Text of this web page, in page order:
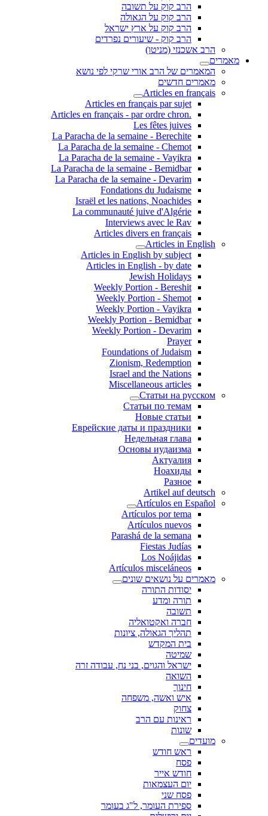
הרב קוק על תשובה
הרב קוק על הגאולה
הרב קוק על ארץ ישראל
הרב קוק - שיעורים נפרדים
הרב אשכנזי (מניטו)
מאמרים
המאמרים של הרב אורי שרקי לפי נושא
מאמרים חדשים
Articles en français
Articles en français par sujet
.Articles en français - par ordre chron
Les fêtes juives
La Paracha de la semaine - Berechite
La Paracha de la semaine - Chemot
La Paracha de la semaine - Vayikra
La Paracha de la semaine - Bemidbar
La Paracha de la semaine - Devarim
Fondations du Judaisme
Israël et les nations, Noachides
La communauté juive d'Algérie
Interviews avec le Rav
Articles divers en français
Articles in English
Articles in English by subject
Articles in English - by date
Jewish Holidays
Weekly Portion - Bereshit
Weekly Portion - Shemot
Weekly Portion - Vayikra
Weekly Portion - Bemidbar
Weekly Portion - Devarim
Prayer
Foundations of Judaism
Zionism, Redemption
Israel and the Nations
Miscellaneous articles
Статьи на русском
Статьи по темам
Новые статьи
Еврейские даты и праздники
Недельная глава
Основы иудаизма
Актуалия
Ноахиды
Разное
Artikel auf deutsch
Artículos en Español
Artículos por tema
Artículos nuevos
Parashá de la semana
Fiestas Judías
Los Noájidas
Artículos misceláneos
מאמרים על נושאים שונים
יסודות התורה
תורה ומדע
תשובה
חברה ואקטואליה
תהליך הגאולה, ציונות
בית המקדש
שמיטה
ישראל והגוים, בני נח, עבודה זרה
השואה
חינוך
איש ואשה, משפחה
צחוק
ראינות עם הרב
שונות
מועדים
ראש חודש
פסח
חודש אייר
יום העצמאות
פסח שני
ספירת העומר, ל"ג בעומר